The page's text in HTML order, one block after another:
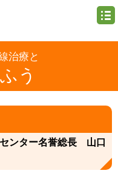
治療と
う
ンター名誉総長 山口